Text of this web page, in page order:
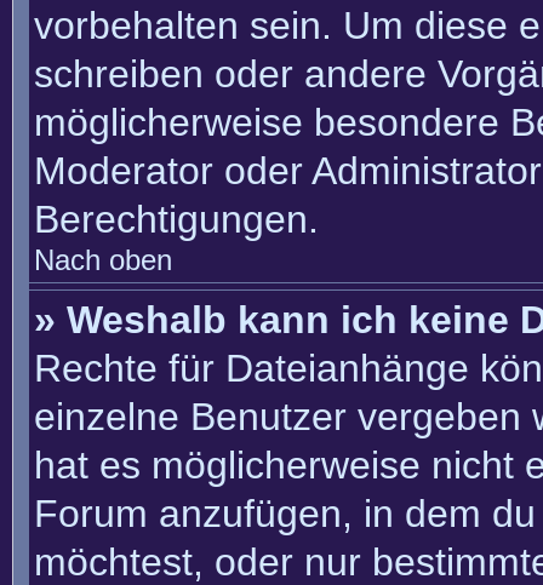
vorbehalten sein. Um diese
schreiben oder andere
möglicherweise besondere
Moderator oder
Berechtigungen.
Nach oben
» Weshalb kann ich keine
Rechte für Dateianhänge
einzelne Benutzer vergeben
hat es möglicherweise nicht
Forum anzufügen, in dem
möchtest, oder nur